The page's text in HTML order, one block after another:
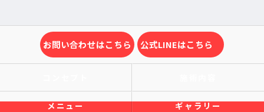
お問い合わせはこちら 公式LINEはこちら
メニュー ギャラリー